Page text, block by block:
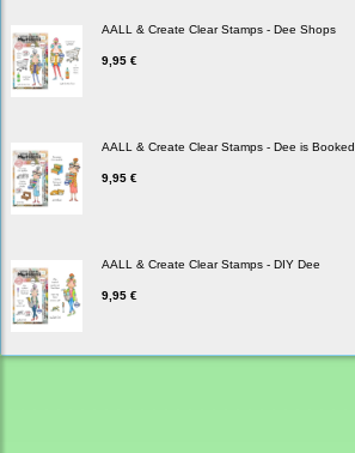
AALL & Create Clear Stamps - Dee Shops
9,95 €
AALL & Create Clear Stamps - Dee is Booked
9,95 €
AALL & Create Clear Stamps - DIY Dee
9,95 €